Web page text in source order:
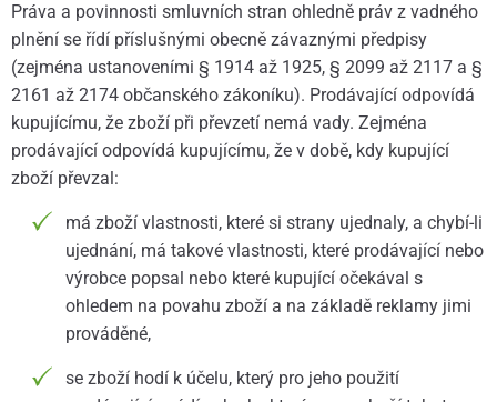
Práva a povinnosti smluvních stran ohledně práv z vadného
plnění se řídí příslušnými obecně závaznými předpisy
(zejména ustanoveními § 1914 až 1925, § 2099 až 2117 a §
2161 až 2174 občanského zákoníku). Prodávající odpovídá
kupujícímu, že zboží při převzetí nemá vady. Zejména
prodávající odpovídá kupujícímu, že v době, kdy kupující
zboží převzal:
má zboží vlastnosti, které si strany ujednaly, a chybí-li
ujednání, má takové vlastnosti, které prodávající nebo
výrobce popsal nebo které kupující očekával s
ohledem na povahu zboží a na základě reklamy jimi
prováděné,
se zboží hodí k účelu, který pro jeho použití